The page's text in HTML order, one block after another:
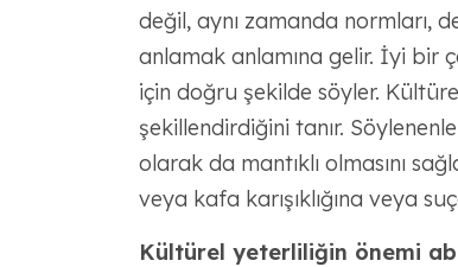
değil, aynı zamanda normları,
anlamak anlamına gelir. İyi bir
için doğru şekilde söyler.
şekillendirdiğini tanır.
olarak da mantıklı olmasını
veya kafa karışıklığına veya
Kültürel yeterliliğin önemi